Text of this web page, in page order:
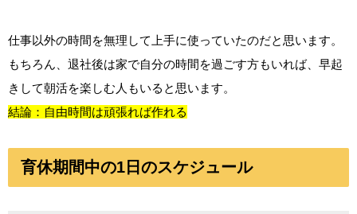
仕事以外の時間を無理して上手に使っていたのだと思います。
もちろん、退社後は家で自分の時間を過ごす方もいれば、早起
きして朝活を楽しむ人もいると思います。
結論：自由時間は頑張れば作れる
育休期間中の1日のスケジュール